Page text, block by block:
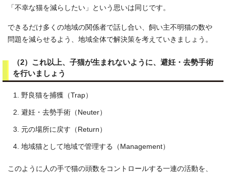
「不幸な猫を減らしたい」という思いは同じです。
できるだけ多くの地域の関係者で話し合い、飼い主不明猫の数や
問題を減らせるよう、地域全体で解決策を考えていきましょう。
（2）これ以上、子猫が生まれないように、避妊・去勢手術
を行いましょう
野良猫を捕獲（Trap）
避妊・去勢手術（Neuter）
元の場所に戻す（Return）
地域猫として地域で管理する（Management）
このように人の手で猫の頭数をコントロールする一連の活動を、